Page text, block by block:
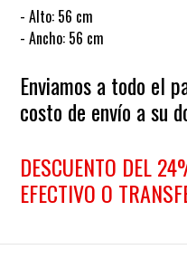
- Alto: 56 cm
- Ancho: 56 cm
Enviamos a todo el
costo de envío a su
DESCUENTO DEL
EFECTIVO O